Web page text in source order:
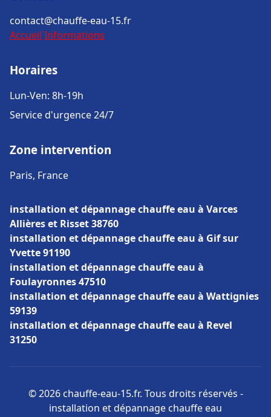
contact@chauffe-eau-15.fr
Accueil Informations
Horaires
Lun-Ven: 8h-19h
Service d'urgence 24/7
Zone intervention
Paris, France
installation et dépannage chauffe eau à Varces
Allières et Risset 38760
installation et dépannage chauffe eau à Gif sur
Yvette 91190
installation et dépannage chauffe eau à
Foulayronnes 47510
installation et dépannage chauffe eau à Wattignies
59139
installation et dépannage chauffe eau à Revel
31250
© 2026 chauffe-eau-15.fr. Tous droits réservés -
installation et dépannage chauffe eau